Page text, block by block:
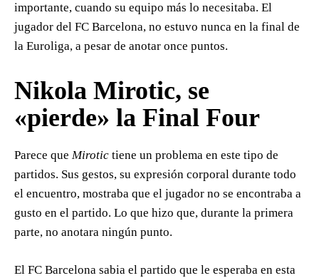
importante, cuando su equipo más lo necesitaba. El
jugador del FC Barcelona, no estuvo nunca en la final de
la Euroliga, a pesar de anotar once puntos.
Nikola Mirotic, se
«pierde» la Final Four
Parece que Mirotic tiene un problema en este tipo de
partidos. Sus gestos, su expresión corporal durante todo
el encuentro, mostraba que el jugador no se encontraba a
gusto en el partido. Lo que hizo que, durante la primera
parte, no anotara ningún punto.
El FC Barcelona sabia el partido que le esperaba en esta